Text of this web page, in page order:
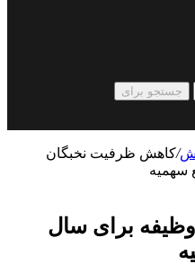
جستجو برای
/کاهش ظرفیت نخبگان
برای سال